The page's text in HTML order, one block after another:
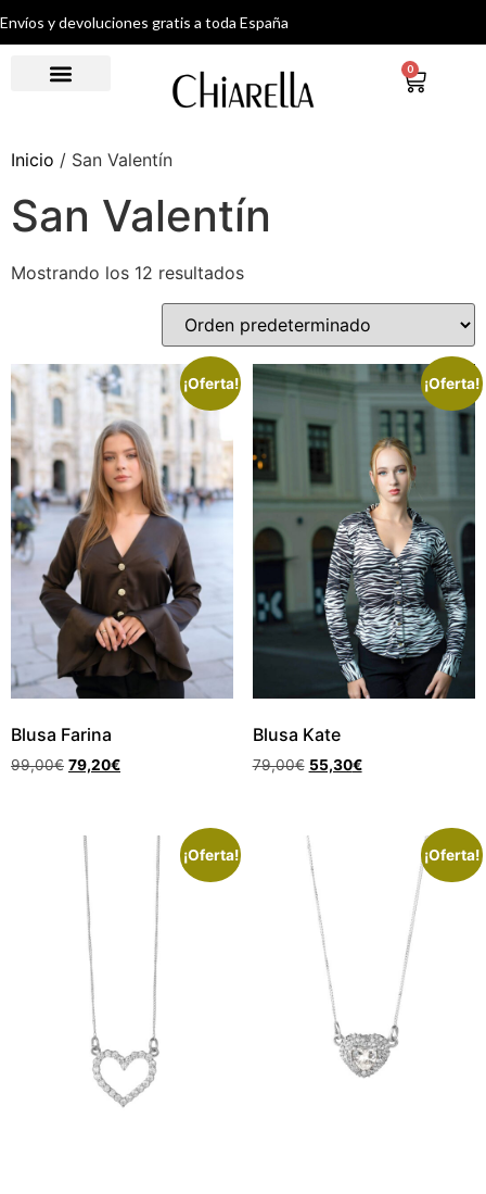
Envíos y devoluciones gratis a toda España
0
Inicio / San Valentín
San Valentín
Mostrando los 12 resultados
¡Oferta!
Blusa Farina
99,00€ 79,20€
¡Oferta!
Blusa Kate
79,00€ 55,30€
¡Oferta! ¡Oferta!